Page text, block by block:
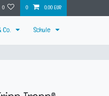
0 0 0,00 EUR
Co. Schule